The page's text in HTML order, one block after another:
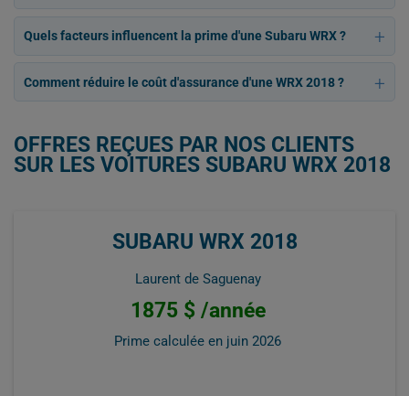
Quels facteurs influencent la prime d'une Subaru WRX ?
Comment réduire le coût d'assurance d'une WRX 2018 ?
OFFRES REÇUES PAR NOS CLIENTS
SUR LES VOITURES SUBARU WRX 2018
SUBARU WRX 2018
Laurent de Saguenay
1875 $ /année
Prime calculée en juin 2026